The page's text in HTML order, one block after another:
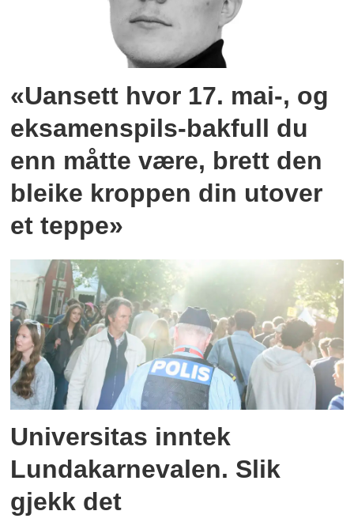
«Uansett hvor 17. mai-, og
eksamenspils-bakfull du
enn måtte være, brett den
bleike kroppen din utover
et teppe»
Universitas inntek
Lundakarnevalen. Slik
gjekk det